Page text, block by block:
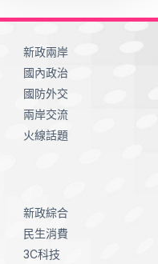
新政兩岸
國內政治
國防外交
兩岸交流
火線話題
新政綜合
民生消費
3C科技